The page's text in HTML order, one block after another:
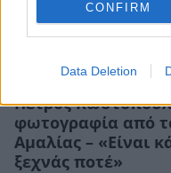
CONFIRM
Data Deletion
Πέτρος
φωτογραφία από
Αμαλίας – «Είναι
ξεχνάς ποτέ»